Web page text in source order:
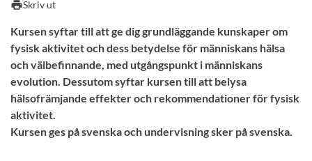
printSkriv ut
Kursen syftar till att ge dig grundläggande kunskaper om
fysisk aktivitet och dess betydelse för människans hälsa
och välbefinnande, med utgångspunkt i människans
evolution. Dessutom syftar kursen till att belysa
hälsofrämjande effekter och rekommendationer för fysisk
aktivitet.
Kursen ges på svenska och undervisning sker på svenska.